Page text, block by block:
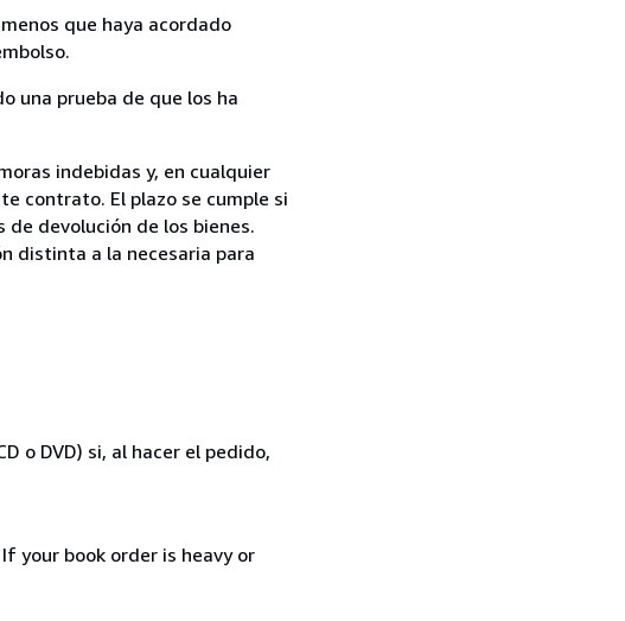
que haya acordado
una prueba de que los ha
indebidas y, en cualquier
contrato. El plazo se cumple si
devolución de los bienes.
distinta a la necesaria para
o DVD) si, al hacer el pedido,
your book order is heavy or